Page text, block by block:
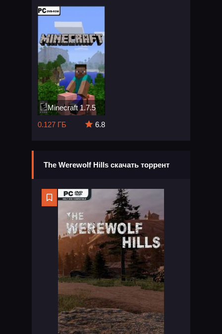
Minecraft 1.7.5
0.127 ГБ
6.8
The Werewolf Hills скачать торрент